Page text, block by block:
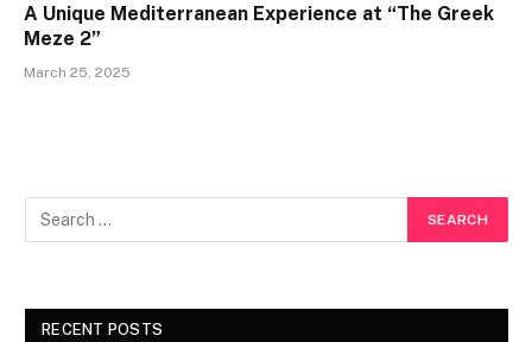
A Unique Mediterranean Experience at “The Greek
Meze 2”
March 25, 2025
RECENT POSTS